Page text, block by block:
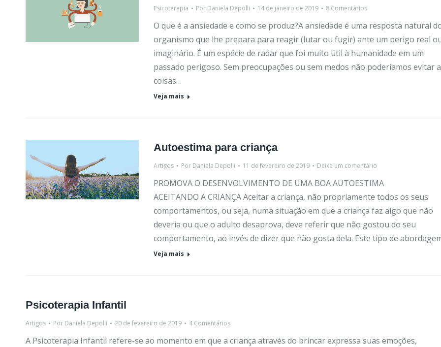
Psicoterapia Por Daniela Depolli 14 de janeiro de 2019 8 Comentários
O que é a ansiedade e como se produz?A ansiedade é uma resposta natural
organismo que lhe prepara para reagir (lutar ou fugir) ante um perigo real
imaginário. É um espécie de radar que foi muito útil à humanidade em um
passado perigoso. Sem preocupações ou sem medos não poderíamos evitar
coisas…
Veja mais
Autoestima para criança
Artigos Por Daniela Depolli 11 de fevereiro de 2019 Deixe um comentário
PROMOVA O DESENVOLVIMENTO DE UMA BOA AUTOESTIMA
ACEITANDO A CRIANÇA Aceitar a criança, não propriamente todos os seus
comportamentos, ou seja, numa situação em que a criança faz algo que não
deveria ou que o adulto desaprova, deve referir que não gostou do seu
comportamento, ao invés de dizer que não gosta dela. Este tipo de
Veja mais
Psicoterapia Infantil
Artigos Por Daniela Depolli 20 de fevereiro de 2019 4 Comentários
A Psicoterapia Infantil refere-se ao momento em que a criança através do brincar expressa suas emoções,